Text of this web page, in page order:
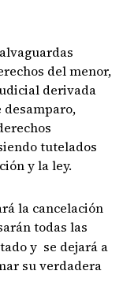
del menor,
derivada
tutelados
y la ley.
la cancelación
todas las
y se dejará a
su verdadera